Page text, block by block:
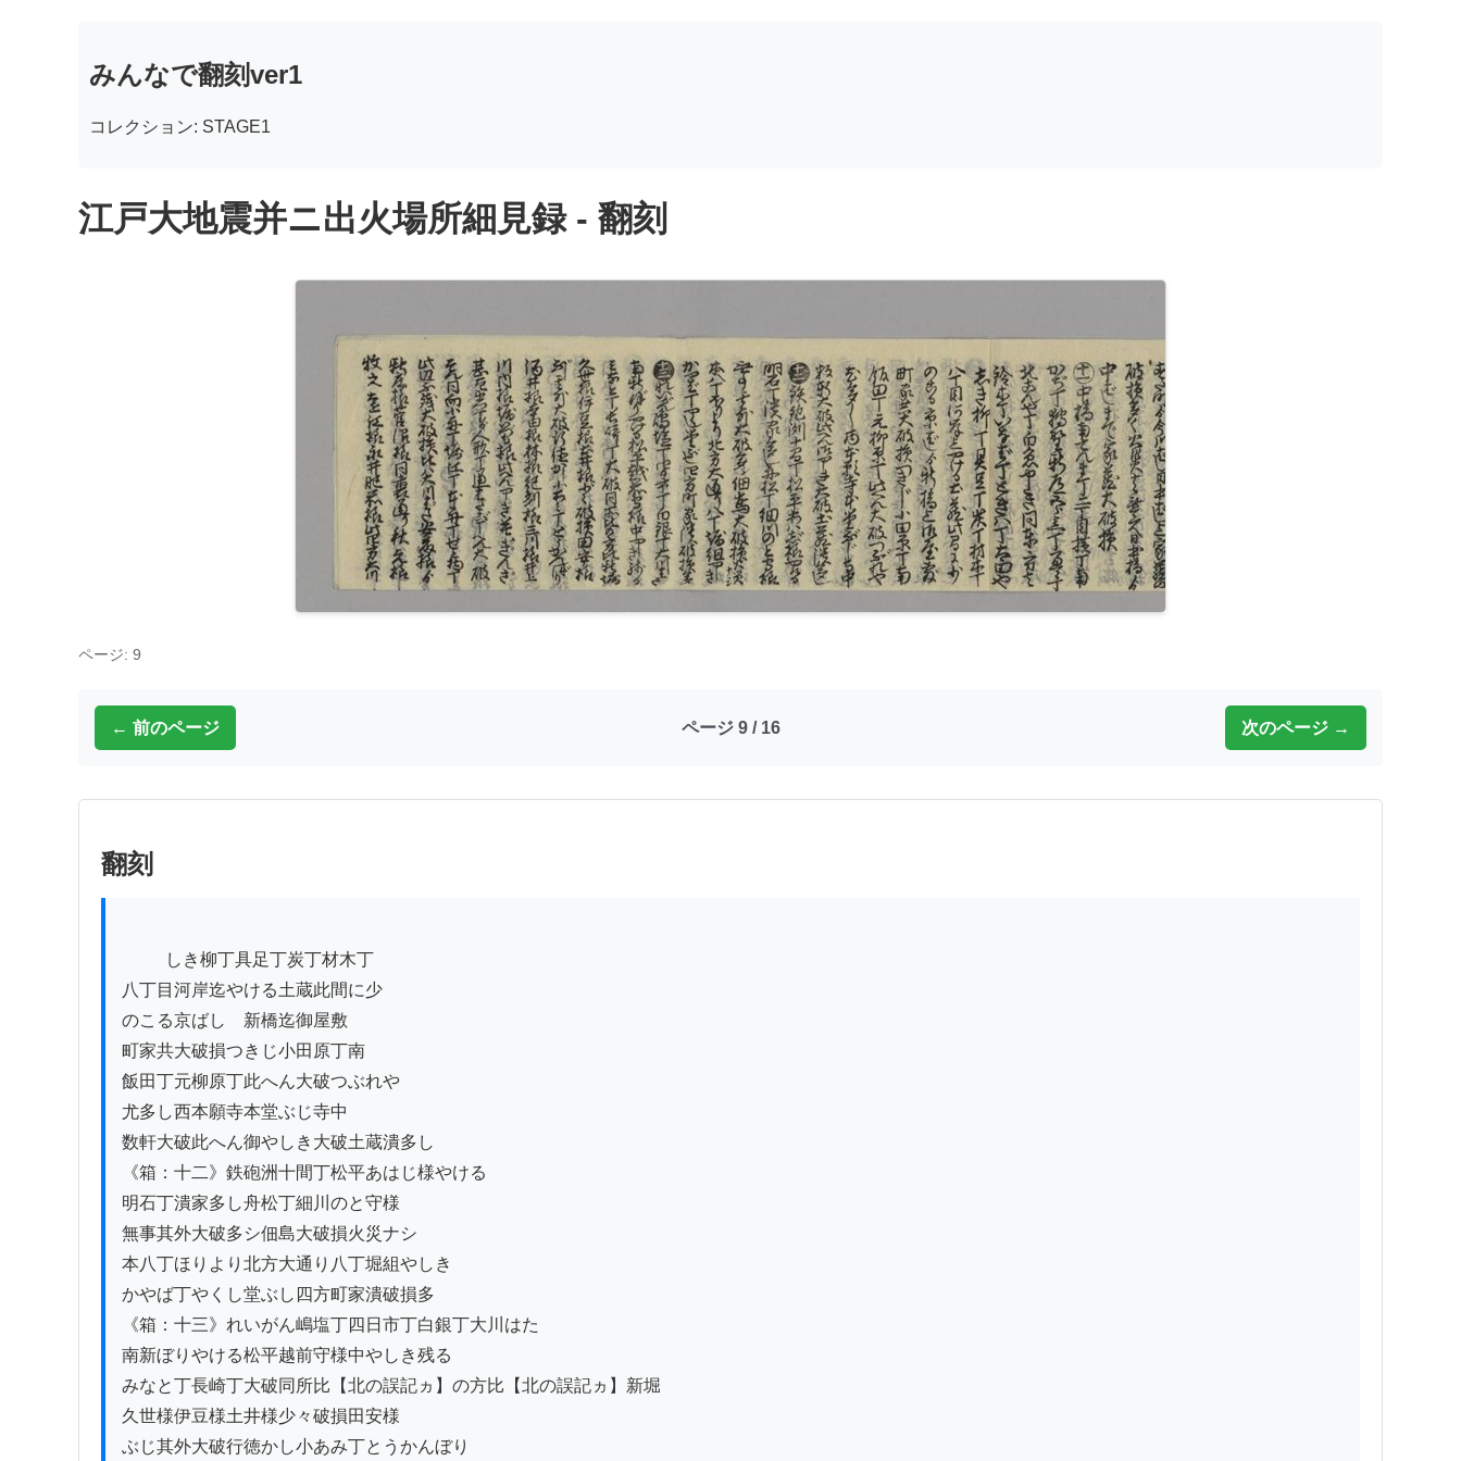
みんなで翻刻ver1
コレクション: STAGE1
江戸大地震并ニ出火場所細見録 - 翻刻
ページ: 9
← 前のページ ページ 9 / 16 次のページ →
翻刻
八丁目河岸迄やける土蔵此間に少
のこる京ばしゟ新橋迄御屋敷
町家共大破損つきじ小田原丁南
飯田丁元柳原丁此へん大破つぶれや
尤多し西本願寺本堂ぶじ寺中
数軒大破此へん御やしき大破土蔵潰多し
《箱：十二》鉄砲洲十間丁松平あはじ様やける
明石丁潰家多し舟松丁細川のと守様
無事其外大破多シ佃島大破損火災ナシ
本八丁ほりより北方大通り八丁堀組やしき
かやば丁やくし堂ぶし四方町家潰破損多
《箱：十三》れいがん嶋塩丁四日市丁白銀丁大川はた
南新ぼりやける松平越前守様中やしき残る
みなと丁長崎丁大破同所比【北の誤記ヵ】の方比【北の誤記ヵ】新堀
久世様伊豆様土井様少々破損田安様
ぶじ其外大破行徳かし小あみ丁とうかんぼり